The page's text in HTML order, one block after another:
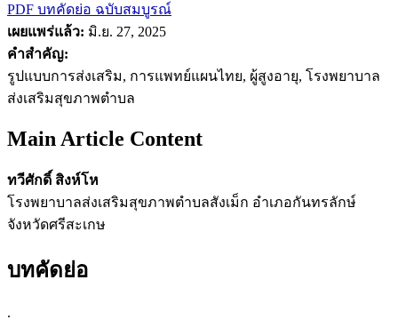
PDF บทคัดย่อ ฉบับสมบูรณ์
เผยแพร่แล้ว: มิ.ย. 27, 2025
คำสำคัญ:
รูปแบบการส่งเสริม, การแพทย์แผนไทย, ผู้สูงอายุ, โรงพยาบาล
ส่งเสริมสุขภาพตำบล
Main Article Content
ทวีศักดิ์ สิงห์โห
โรงพยาบาลส่งเสริมสุขภาพตำบลสังเม็ก อำเภอกันทรลักษ์
จังหวัดศรีสะเกษ
บทคัดย่อ
.